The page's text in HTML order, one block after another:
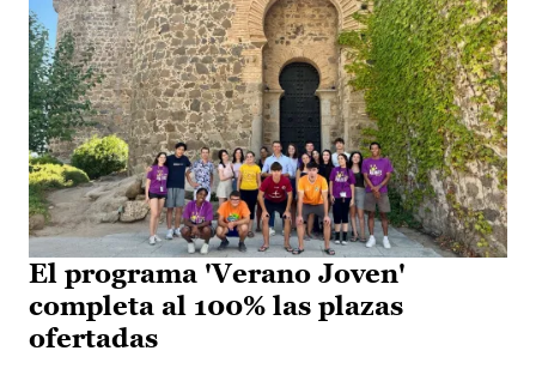
El programa 'Verano Joven'
completa al 100% las plazas
ofertadas